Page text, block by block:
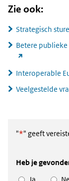
Zie ook:
Strategisch
Betere
Interoperable
Veelgestelde
"*" geeft
Heb je